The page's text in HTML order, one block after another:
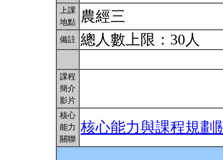
上課
地點
農經三
備註 總人數上限：30人
課程
簡介
影片
核心
能力
關聯
核心能力與課程規劃